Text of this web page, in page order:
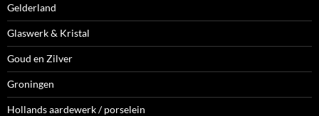
Gelderland
Glaswerk & Kristal
Goud en Zilver
Groningen
Hollands aardewerk / porselein